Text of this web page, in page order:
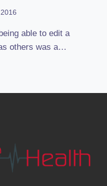
able to edit a
others was a…